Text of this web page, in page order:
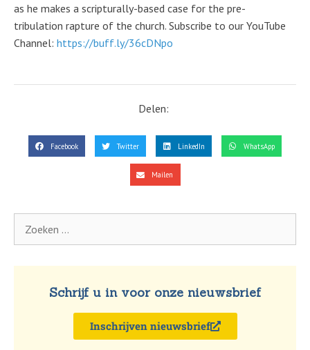
as he makes a scripturally-based case for the pre-
tribulation rapture of the church. Subscribe to our YouTube
Channel: https://buff.ly/36cDNpo
Delen:
Facebook Twitter LinkedIn WhatsApp
Mailen
Schrijf u in voor onze nieuwsbrief
Inschrijven nieuwsbrief